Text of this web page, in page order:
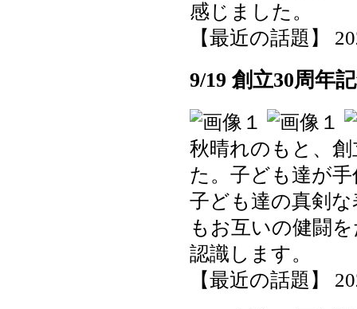
感じました。
【最近の話題】
9/19 創立30周年
秋晴れのもと、
た。子ども達が
子ども達の真剣
もお互いの健闘
認識します。
【最近の話題】